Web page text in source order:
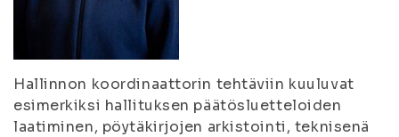
Hallinnon koordinaattorin tehtäviin kuuluvat
esimerkiksi hallituksen päätösluetteloiden
laatiminen, pöytäkirjojen arkistointi, teknisenä